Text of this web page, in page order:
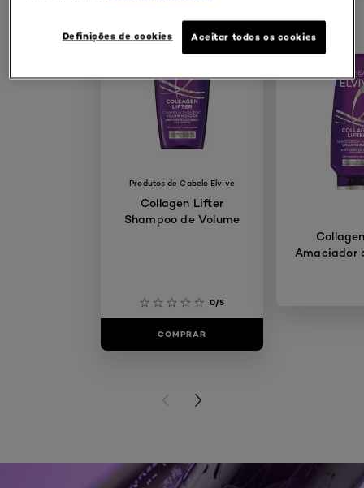
Produtos de Cabelo Elvive
Collagen Lifter
Shampoo de Volume
0/5
COMPRAR
Amaciador
PREVIOUS CARD
NEXT CARD
Definições de cookies Aceitar todos os cookies